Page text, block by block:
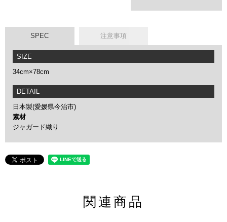
SPEC 注意事項
SIZE
34cm×78cm
DETAIL
日本製(愛媛県今治市)
素材
ジャガード織り
関連商品